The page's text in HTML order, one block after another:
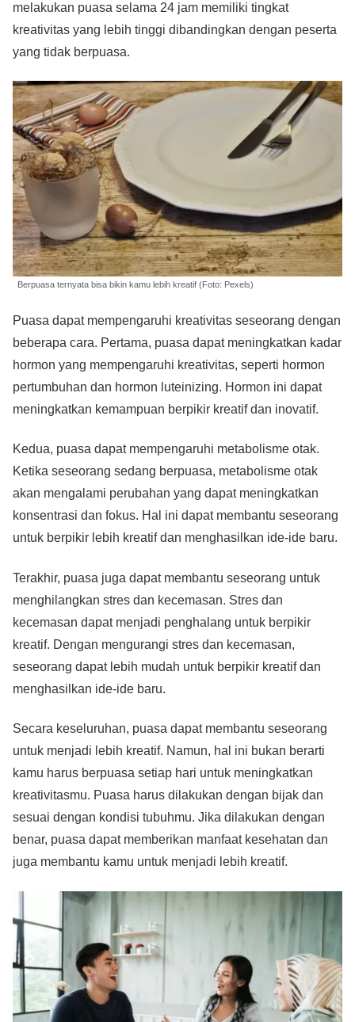
melakukan puasa selama 24 jam memiliki tingkat
kreativitas yang lebih tinggi dibandingkan dengan peserta
yang tidak berpuasa.
Berpuasa ternyata bisa bikin kamu lebih kreatif (Foto: Pexels)
Puasa dapat mempengaruhi kreativitas seseorang dengan
beberapa cara. Pertama, puasa dapat meningkatkan kadar
hormon yang mempengaruhi kreativitas, seperti hormon
pertumbuhan dan hormon luteinizing. Hormon ini dapat
meningkatkan kemampuan berpikir kreatif dan inovatif.
Kedua, puasa dapat mempengaruhi metabolisme otak.
Ketika seseorang sedang berpuasa, metabolisme otak
akan mengalami perubahan yang dapat meningkatkan
konsentrasi dan fokus. Hal ini dapat membantu seseorang
untuk berpikir lebih kreatif dan menghasilkan ide-ide baru.
Terakhir, puasa juga dapat membantu seseorang untuk
menghilangkan stres dan kecemasan. Stres dan
kecemasan dapat menjadi penghalang untuk berpikir
kreatif. Dengan mengurangi stres dan kecemasan,
seseorang dapat lebih mudah untuk berpikir kreatif dan
menghasilkan ide-ide baru.
Secara keseluruhan, puasa dapat membantu seseorang
untuk menjadi lebih kreatif. Namun, hal ini bukan berarti
kamu harus berpuasa setiap hari untuk meningkatkan
kreativitasmu. Puasa harus dilakukan dengan bijak dan
sesuai dengan kondisi tubuhmu. Jika dilakukan dengan
benar, puasa dapat memberikan manfaat kesehatan dan
juga membantu kamu untuk menjadi lebih kreatif.